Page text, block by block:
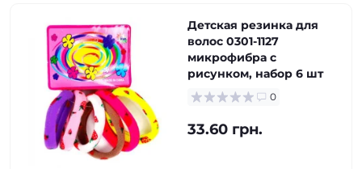
Детская резинка для
волос 0301-1127
микрофибра с
рисунком, набор 6 шт
0
33.60 грн.